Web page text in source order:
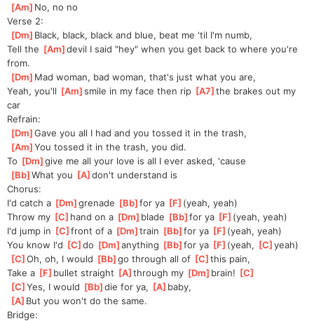
[Am ]No, no no
Verse 2:
[Dm ]Black, black, black and blue, beat me 'til I'm numb,
Tell the [Am ]
devil I said "hey" when you get back to where you're
from.
[Dm ]Mad woman, bad woman, that's just what you are,
Yeah, you'll [Am ]
smile in my face then rip [A7 ]the brakes out my
car
Refrain:
[Dm ]
Gave you all I had and you tossed it in the trash,
[Am ]
You tossed it in the trash, you did.
To [Dm ]
give me all your love is all I ever asked, 'cause
[Bb ]
What you [A ]
don't understand is
Chorus:
I'd catch a [Dm ]
grenade [Bb ]
for ya [F ](yeah, yeah)
Throw my [C ]hand on a [Dm ]blade [Bb ]
for ya [F ](yeah, yeah)
I'd jump in [C ]
front of a [Dm ]train [Bb ]
for ya [F ](yeah, yeah)
You know I'd [C ]
do [Dm ]
anything [Bb ]
for ya [F ](yeah, [C ]
yeah)
[C ]
Oh, oh, I would [Bb ]
go through all of [C ]this pain,
Take a [F ]bullet straight [A ]through my [Dm ]brain! [C
[C ]
Yes, I would [Bb ]
die for ya, [A ]baby,
[A ]But you won't do the same.
Bridge: